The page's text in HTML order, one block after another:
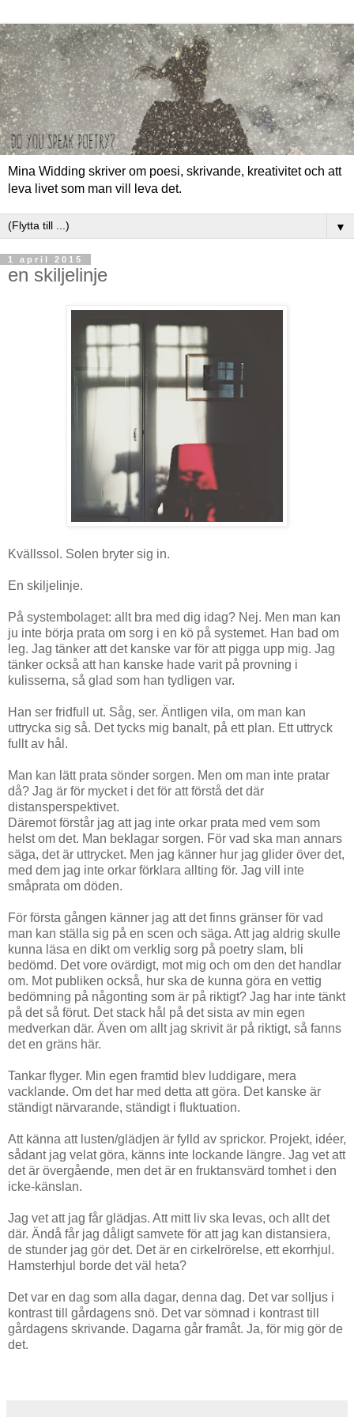
Mina Widding skriver om poesi, skrivande, kreativitet och att
leva livet som man vill leva det.
▼
1 april 2015
en skiljelinje
Kvällssol. Solen bryter sig in.
En skiljelinje.
På systembolaget: allt bra med dig idag? Nej. Men man kan
ju inte börja prata om sorg i en kö på systemet. Han bad om
leg. Jag tänker att det kanske var för att pigga upp mig. Jag
tänker också att han kanske hade varit på provning i
kulisserna, så glad som han tydligen var.
Han ser fridfull ut. Såg, ser. Äntligen vila, om man kan
uttrycka sig så. Det tycks mig banalt, på ett plan. Ett uttryck
fullt av hål.
Man kan lätt prata sönder sorgen. Men om man inte pratar
då? Jag är för mycket i det för att förstå det där
distansperspektivet.
Däremot förstår jag att jag inte orkar prata med vem som
helst om det. Man beklagar sorgen. För vad ska man annars
säga, det är uttrycket. Men jag känner hur jag glider över det,
med dem jag inte orkar förklara allting för. Jag vill inte
småprata om döden.
För första gången känner jag att det finns gränser för vad
man kan ställa sig på en scen och säga. Att jag aldrig skulle
kunna läsa en dikt om verklig sorg på poetry slam, bli
bedömd. Det vore ovärdigt, mot mig och om den det handlar
om. Mot publiken också, hur ska de kunna göra en vettig
bedömning på någonting som är på riktigt? Jag har inte tänkt
på det så förut. Det stack hål på det sista av min egen
medverkan där. Även om allt jag skrivit är på riktigt, så fanns
det en gräns här.
Tankar flyger. Min egen framtid blev luddigare, mera
vacklande. Om det har med detta att göra. Det kanske är
ständigt närvarande, ständigt i fluktuation.
Att känna att lusten/glädjen är fylld av sprickor. Projekt, idéer,
sådant jag velat göra, känns inte lockande längre. Jag vet att
det är övergående, men det är en fruktansvärd tomhet i den
icke-känslan.
Jag vet att jag får glädjas. Att mitt liv ska levas, och allt det
där. Ändå får jag dåligt samvete för att jag kan distansiera,
de stunder jag gör det. Det är en cirkelrörelse, ett ekorrhjul.
Hamsterhjul borde det väl heta?
Det var en dag som alla dagar, denna dag. Det var solljus i
kontrast till gårdagens snö. Det var sömnad i kontrast till
gårdagens skrivande. Dagarna går framåt. Ja, för mig gör de
det.